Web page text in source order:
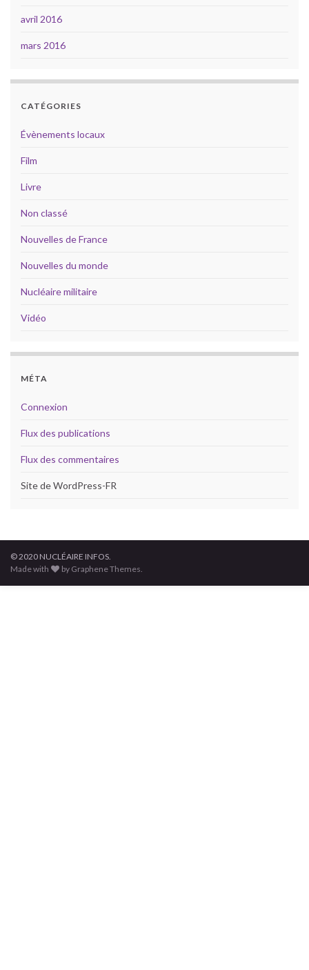
avril 2016
mars 2016
CATÉGORIES
Évènements locaux
Film
Livre
Non classé
Nouvelles de France
Nouvelles du monde
Nucléaire militaire
Vidéo
MÉTA
Connexion
Flux des publications
Flux des commentaires
Site de WordPress-FR
© 2020 NUCLÉAIRE INFOS.
Made with
by Graphene Themes.